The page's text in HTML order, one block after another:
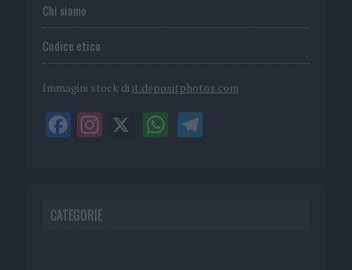
Chi siamo
Codice etico
Immagini stock di it.depositphotos.com
CATEGORIE